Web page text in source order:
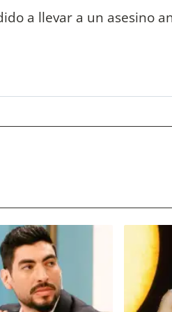
a llevar a un asesino